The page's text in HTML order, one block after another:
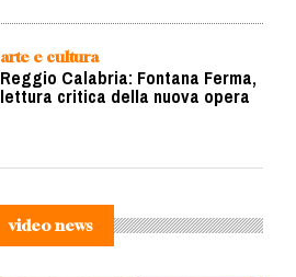
arte e cultura
Reggio Calabria: Fontana Ferma,
lettura critica della nuova opera
video news